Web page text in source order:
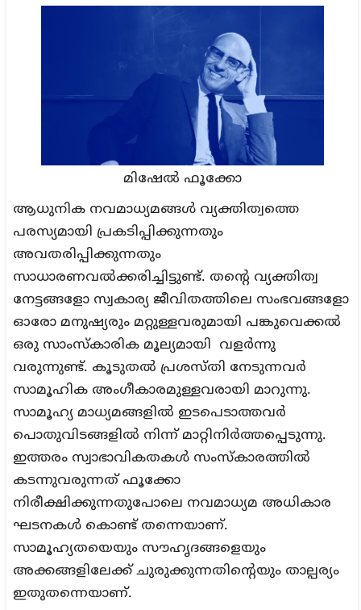
മിഷേൽ ഫൂക്കോ
ആധുനിക നവമാധ്യമങ്ങൾ വ്യക്തിത്വത്തെ
പരസ്യമായി പ്രകടിപ്പിക്കുന്നതും
അവതരിപ്പിക്കുന്നതും
സാധാരണവൽക്കരിച്ചിട്ടുണ്ട്. തന്റെ വ്യക്തിത്വ
നേട്ടങ്ങളോ സ്വകാര്യ ജീവിതത്തിലെ സംഭവങ്ങളോ
ഓരോ മനുഷ്യരും മറ്റുള്ളവരുമായി പങ്കുവെക്കൽ
ഒരു സാംസ്കാരിക മൂല്യമായി വളർന്നു
വരുന്നുണ്ട്. കൂടുതൽ പ്രശസ്തി നേടുന്നവർ
സാമൂഹിക അംഗീകാരമുള്ളവരായി മാറുന്നു.
സാമൂഹ്യ മാധ്യമങ്ങളിൽ ഇടപെടാത്തവർ
പൊതുവിടങ്ങളിൽ നിന്ന് മാറ്റിനിർത്തപ്പെടുന്നു.
ഇത്തരം സ്വാഭാവികതകൾ സംസ്കാരത്തിൽ
കടന്നുവരുന്നത് ഫൂക്കോ
നിരീക്ഷിക്കുന്നതുപോലെ നവമാധ്യമ അധികാര
ഘടനകൾ കൊണ്ട് തന്നെയാണ്.
സാമൂഹ്യതയെയും സൗഹൃദങ്ങളെയും
അക്കങ്ങളിലേക്ക് ചുരുക്കുന്നതിന്റെയും താല്പര്യം
ഇതുതന്നെയാണ്.